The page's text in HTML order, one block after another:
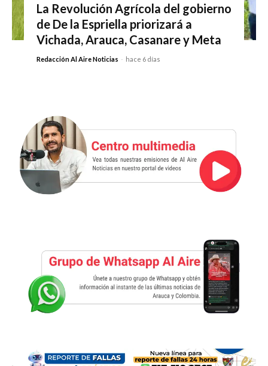
La Revolución Agrícola del gobierno
de De la Espriella priorizará a
Vichada, Arauca, Casanare y Meta
Redacción Al Aire Noticias - hace 6 días